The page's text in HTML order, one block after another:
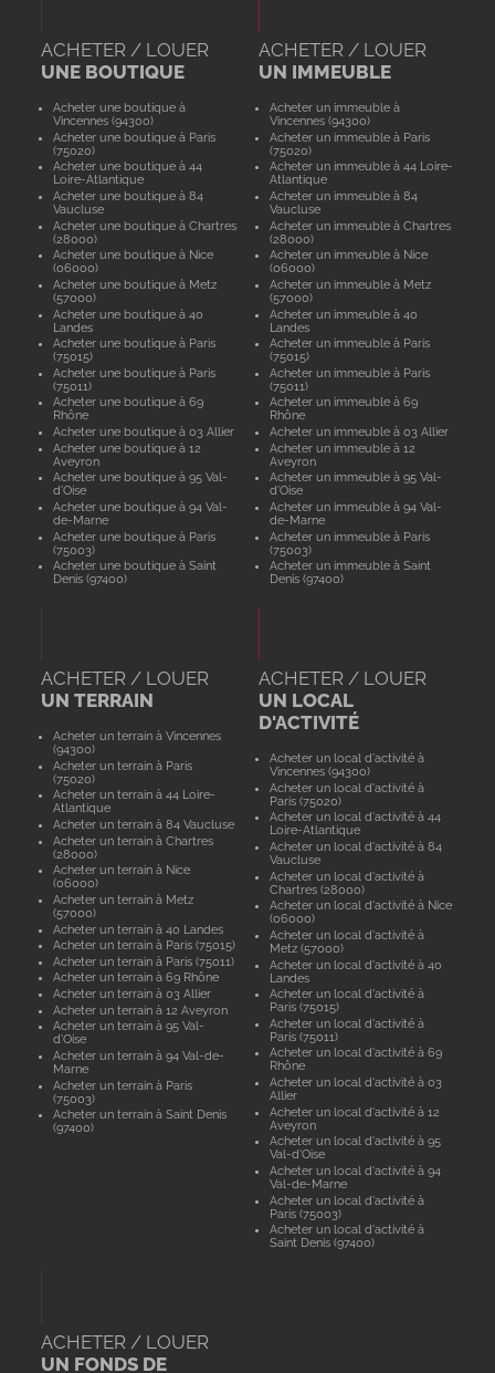
ACHETER / LOUER
UNE BOUTIQUE
Acheter une boutique à
Vincennes (94300)
Acheter une boutique à Paris
(75020)
Acheter une boutique à 44
Loire-Atlantique
Acheter une boutique à 84
Vaucluse
Acheter une boutique à Chartres
(28000)
Acheter une boutique à Nice
(06000)
Acheter une boutique à Metz
(57000)
Acheter une boutique à 40
Landes
Acheter une boutique à Paris
(75015)
Acheter une boutique à Paris
(75011)
Acheter une boutique à 69
Rhône
Acheter une boutique à 03 Allier
Acheter une boutique à 12
Aveyron
Acheter une boutique à 95 Val-
d'Oise
Acheter une boutique à 94 Val-
de-Marne
Acheter une boutique à Paris
(75003)
Acheter une boutique à Saint
Denis (97400)
ACHETER / LOUER
UN IMMEUBLE
Acheter un immeuble à
Vincennes (94300)
Acheter un immeuble à Paris
(75020)
Acheter un immeuble à 44 Loire-
Atlantique
Acheter un immeuble à 84
Vaucluse
Acheter un immeuble à Chartres
(28000)
Acheter un immeuble à Nice
(06000)
Acheter un immeuble à Metz
(57000)
Acheter un immeuble à 40
Landes
Acheter un immeuble à Paris
(75015)
Acheter un immeuble à Paris
(75011)
Acheter un immeuble à 69
Rhône
Acheter un immeuble à 03 Allier
Acheter un immeuble à 12
Aveyron
Acheter un immeuble à 95 Val-
d'Oise
Acheter un immeuble à 94 Val-
de-Marne
Acheter un immeuble à Paris
(75003)
Acheter un immeuble à Saint
Denis (97400)
ACHETER / LOUER
UN TERRAIN
Acheter un terrain à Vincennes
(94300)
Acheter un terrain à Paris
(75020)
Acheter un terrain à 44 Loire-
Atlantique
Acheter un terrain à 84 Vaucluse
Acheter un terrain à Chartres
(28000)
Acheter un terrain à Nice
(06000)
Acheter un terrain à Metz
(57000)
Acheter un terrain à 40 Landes
Acheter un terrain à Paris (75015)
Acheter un terrain à Paris (75011)
Acheter un terrain à 69 Rhône
Acheter un terrain à 03 Allier
Acheter un terrain à 12 Aveyron
Acheter un terrain à 95 Val-
d'Oise
Acheter un terrain à 94 Val-de-
Marne
Acheter un terrain à Paris
(75003)
Acheter un terrain à Saint Denis
(97400)
ACHETER / LOUER
UN LOCAL
D'ACTIVITÉ
Acheter un local d'activité à
Vincennes (94300)
Acheter un local d'activité à
Paris (75020)
Acheter un local d'activité à 44
Loire-Atlantique
Acheter un local d'activité à 84
Vaucluse
Acheter un local d'activité à
Chartres (28000)
Acheter un local d'activité à Nice
(06000)
Acheter un local d'activité à
Metz (57000)
Acheter un local d'activité à 40
Landes
Acheter un local d'activité à
Paris (75015)
Acheter un local d'activité à
Paris (75011)
Acheter un local d'activité à 69
Rhône
Acheter un local d'activité à 03
Allier
Acheter un local d'activité à 12
Aveyron
Acheter un local d'activité à 95
Val-d'Oise
Acheter un local d'activité à 94
Val-de-Marne
Acheter un local d'activité à
Paris (75003)
Acheter un local d'activité à
Saint Denis (97400)
ACHETER / LOUER
UN FONDS DE